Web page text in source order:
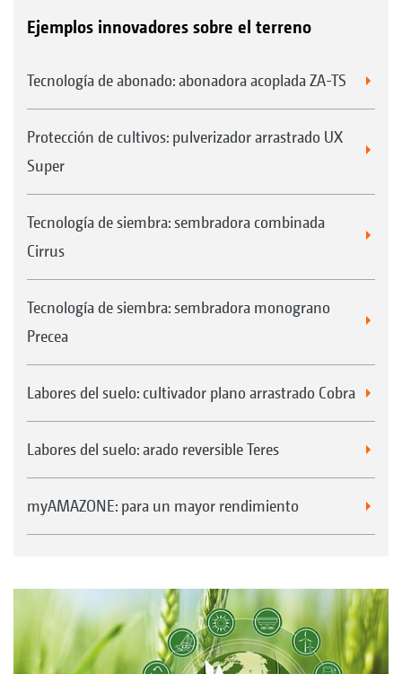
Ejemplos innovadores sobre el terreno
Tecnología de abonado: abonadora acoplada ZA-TS
Protección de cultivos: pulverizador arrastrado UX
Super
Tecnología de siembra: sembradora combinada
Cirrus
Tecnología de siembra: sembradora monograno
Precea
Labores del suelo: cultivador plano arrastrado Cobra
Labores del suelo: arado reversible Teres
myAMAZONE: para un mayor rendimiento